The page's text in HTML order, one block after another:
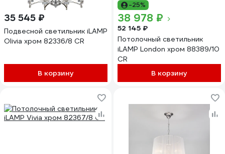
35 545 ₽
Подвесной светильник iLAMP
Olivia хром 82336/8 CR
В корзину
-25%
38 978 ₽
52 145 ₽
Потолочный светильник
iLAMP London хром 88389/10
CR
В корзину